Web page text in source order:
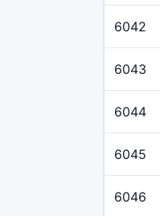
6042
6043
6044
6045
6046